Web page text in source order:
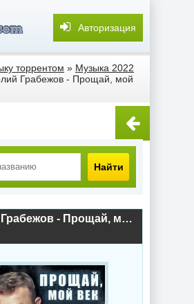
Авторизация
торрентом » Музыка 2022
Грабежов - Прощай, мой
Найти
Анатолий Грабежов - Прощай, мой век (2022) скачать торрент